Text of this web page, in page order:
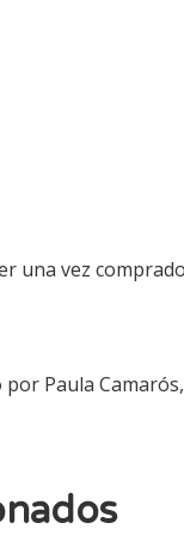
una vez
por Paula